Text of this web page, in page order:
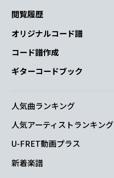
閲覧履歴
オリジナルコード譜
コード譜作成
ギターコードブック
人気曲ランキング
人気アーティストランキング
U-FRET動画プラス
新着楽譜